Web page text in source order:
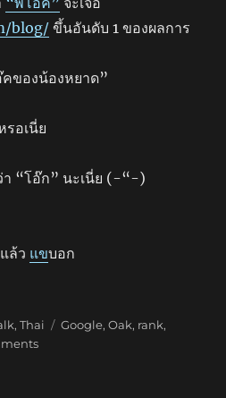
blog/ ขึ้นอันดับ 1 ของผลการ
ของน้องหยาด”
รอเนี่ย
า “โอ๊ก” นะเนี่ย (-“-)
ล้ว แขบอก
,Thai Tags
Google,Oak, rank,
on